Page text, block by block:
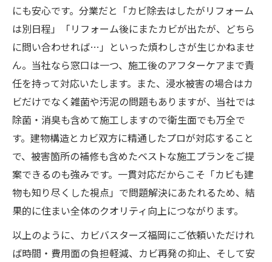
にも安心です。分業だと「カビ除去はしたがリフォーム
は別日程」「リフォーム後にまたカビが出たが、どちら
に問い合わせれば…」といった煩わしさが生じかねませ
ん。当社なら窓口は一つ、施工後のアフターケアまで責
任を持って対応いたします。また、浸水被害の場合はカ
ビだけでなく雑菌や汚泥の問題もありますが、当社では
除菌・消臭も含めて施工しますので衛生面でも万全で
す。建物構造とカビ双方に精通したプロが対応すること
で、被害箇所の補修も含めたベストな施工プランをご提
案できるのも強みです。一貫対応だからこそ「カビも建
物も知り尽くした視点」で問題解決にあたれるため、結
果的に住まい全体のクオリティ向上につながります。
以上のように、カビバスターズ福岡にご依頼いただけれ
ば時間・費用面の負担軽減、カビ再発の抑止、そして安